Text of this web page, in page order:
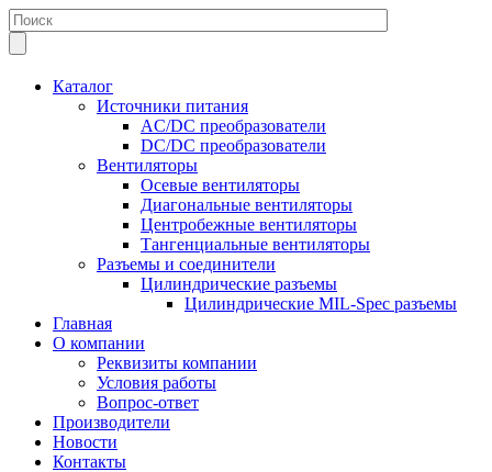
Каталог
Источники питания
AC/DC преобразователи
DC/DC преобразователи
Вентиляторы
Осевые вентиляторы
Диагональные вентиляторы
Центробежные вентиляторы
Тангенциальные вентиляторы
Разъемы и соединители
Цилиндрические разъемы
Цилиндрические MIL-Spec разъемы
Главная
О компании
Реквизиты компании
Условия работы
Вопрос-ответ
Производители
Новости
Контакты